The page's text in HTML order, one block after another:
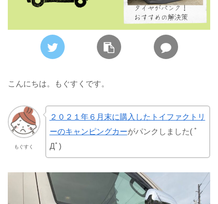
こんにちは。もぐすくです。
もぐすく
２０２１年６月末に購入したトイファクトリ
ーのキャンピングカーがパンクしました( ﾟ
Дﾟ)